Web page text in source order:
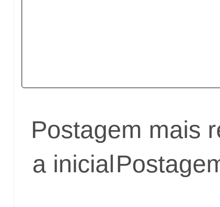
Postagem mais
a inicial